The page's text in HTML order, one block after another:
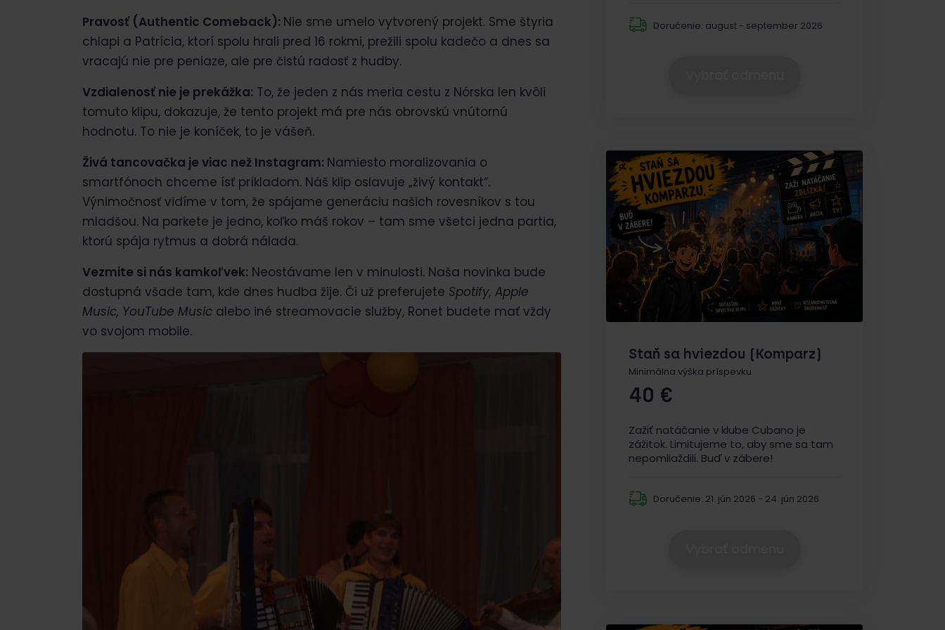
Pravosť (Authentic Comeback): Nie sme umelo vytvorený projekt. Sme štyria
chlapi a Patrícia, ktorí spolu hrali pred 16 rokmi, prežili spolu kadečo a dnes sa
vracajú nie pre peniaze, ale pre čistú radosť z hudby.
Vzdialenosť nie je prekážka: To, že jeden z nás meria cestu z Nórska len kvôli
tomuto klipu, dokazuje, že tento projekt má pre nás obrovskú vnútornú
hodnotu. To nie je koníček, to je vášeň.
Živá tancovačka je viac než Instagram: Namiesto moralizovania o
smartfónoch chceme ísť príkladom. Náš klip oslavuje „živý kontakt“.
Výnimočnosť vidíme v tom, že spájame generáciu našich rovesníkov s tou
mladšou. Na parkete je jedno, koľko máš rokov – tam sme všetci jedna partia,
ktorú spája rytmus a dobrá nálada.
Vezmite si nás kamkoľvek: Neostávame len v minulosti. Naša novinka bude
dostupná všade tam, kde dnes hudba žije. Či už preferujete Spotify, Apple
Music, YouTube Music alebo iné streamovacie služby, Ronet budete mať vždy
vo svojom mobile.
Doručenie: august - september 2026
Staň sa hviezdou (Komparz)
Minimálna výška príspevku
40 €
Zažiť natáčanie v klube Cubano je
zážitok. Limitujeme to, aby sme sa tam
nepomliaždili. Buď v zábere!
Doručenie: 21. jún 2026 - 24. jún 2026